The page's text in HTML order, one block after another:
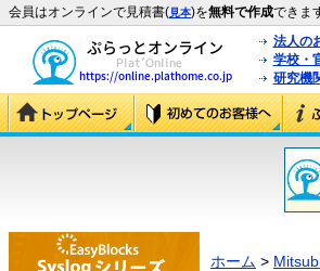
会員はオンラインで見積書(見本)を無料で作成できま
法人の
学校・
研究機
ホーム >